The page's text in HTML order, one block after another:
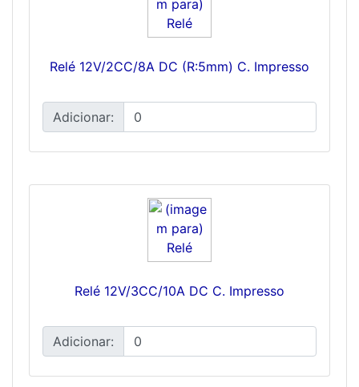
Relé 12V/2CC/8A DC (R:5mm) C. Impresso
Adicionar:
Relé 12V/3CC/10A DC C. Impresso
Adicionar: